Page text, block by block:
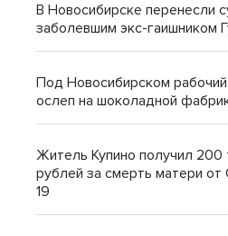
В Новосибирске перенесли
заболевшим экс-гаишником
Под Новосибирском рабочий
ослеп на шоколадной
Житель Купино получил 200
рублей за смерть матери от
19